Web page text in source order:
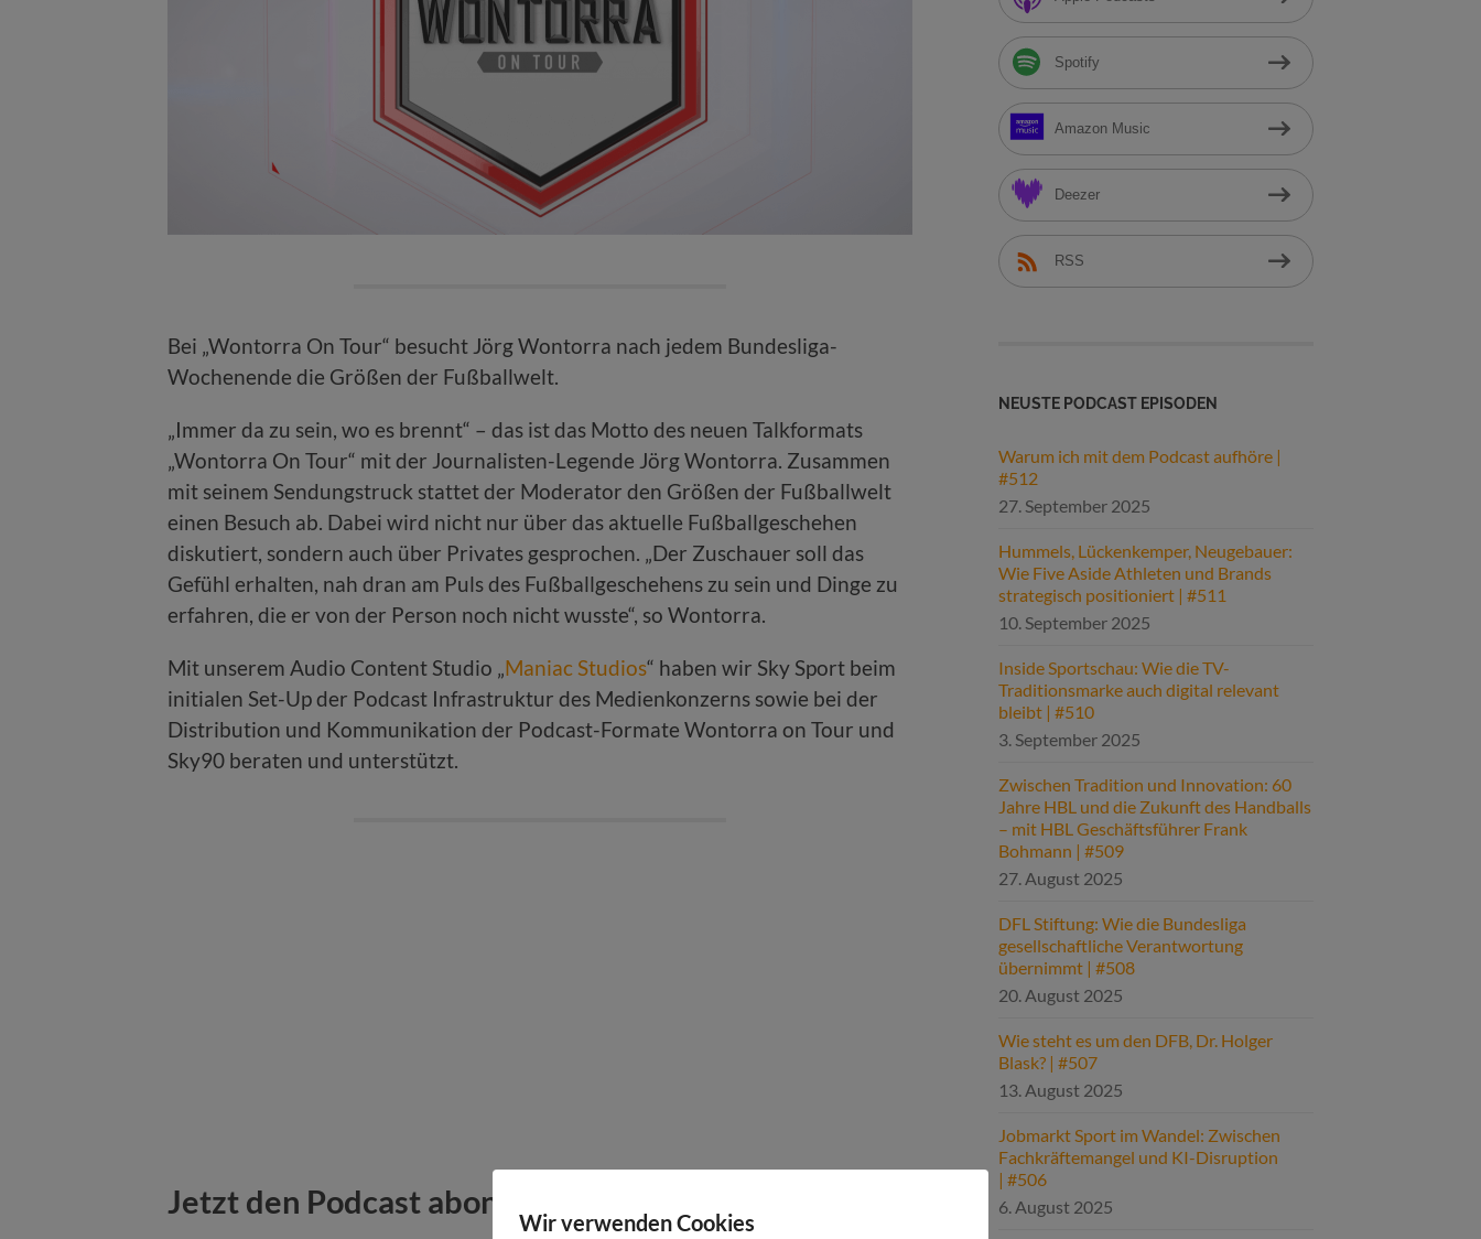
Bei „Wontorra On Tour“ besucht Jörg Wontorra nach jedem Bundesliga-
Wochenende die Größen der Fußballwelt.
„Immer da zu sein, wo es brennt“ – das ist das Motto des neuen Talkformats
„Wontorra On Tour“ mit der Journalisten-Legende Jörg Wontorra. Zusammen
mit seinem Sendungstruck stattet der Moderator den Größen der Fußballwelt
einen Besuch ab. Dabei wird nicht nur über das aktuelle Fußballgeschehen
diskutiert, sondern auch über Privates gesprochen. „Der Zuschauer soll das
Gefühl erhalten, nah dran am Puls des Fußballgeschehens zu sein und Dinge zu
erfahren, die er von der Person noch nicht wusste“, so Wontorra.
Mit unserem Audio Content Studio „ Maniac Studios“ haben wir Sky Sport beim
initialen Set-Up der Podcast Infrastruktur des Medienkonzerns sowie bei der
Distribution und Kommunikation der Podcast-Formate Wontorra on Tour und
Sky90 beraten und unterstützt.
Jetzt den Podcast abonnieren und reinhören!
h
Spotify
Amazon Music
Deezer
RSS
NEUSTE PODCAST EPISODEN
Warum ich mit dem Podcast aufhöre |
#512
27. September 2025
Hummels, Lückenkemper, Neugebauer:
Wie Five Aside Athleten und Brands
strategisch positioniert | #511
10. September 2025
Inside Sportschau: Wie die TV-
Traditionsmarke auch digital relevant
bleibt | #510
3. September 2025
Zwischen Tradition und Innovation: 60
Jahre HBL und die Zukunft des Handballs
– mit HBL Geschäftsführer Frank
Bohmann | #509
27. August 2025
DFL Stiftung: Wie die Bundesliga
gesellschaftliche Verantwortung
übernimmt | #508
20. August 2025
Wie steht es um den DFB, Dr. Holger
Blask? | #507
13. August 2025
Jobmarkt Sport im Wandel: Zwischen
Fachkräftemangel und KI-Disruption
| #506
6. August 2025
Wir verwenden Cookies